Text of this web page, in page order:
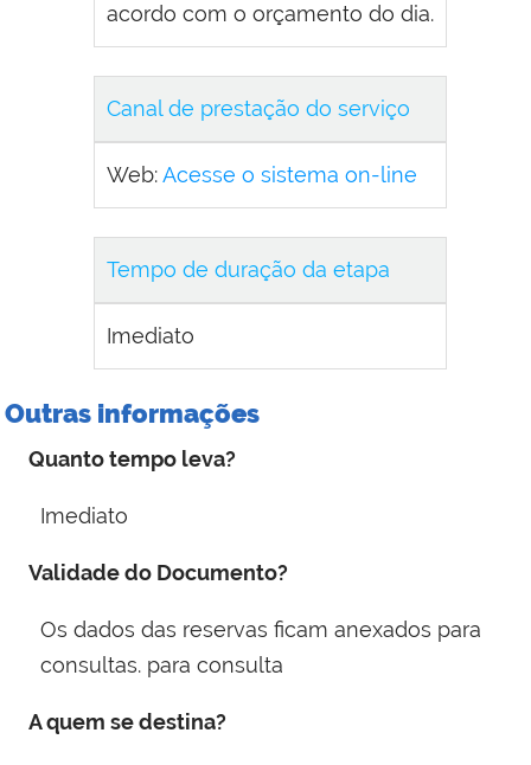
acordo com o orçamento do dia.
Canal de prestação do serviço
Web:Acesse o sistema on-line
Tempo de duração da etapa
Imediato
Outras informações
Quanto tempo leva?
Imediato
Validade do Documento?
Os dados das reservas ficam anexados para
consultas. para consulta
A quem se destina?